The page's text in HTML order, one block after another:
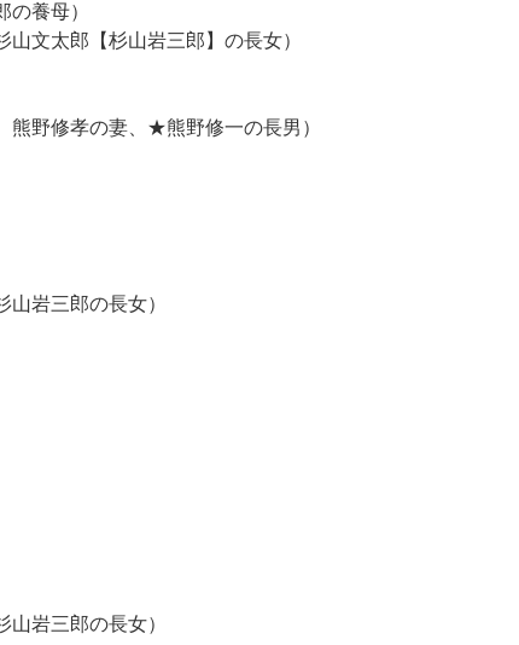
養母）
太郎【杉山岩三郎】の長女）
修孝の妻、★熊野修一の長男）
岩三郎の長女）
岩三郎の長女）